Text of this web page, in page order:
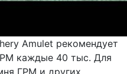
Amulet рекомендует
каждые 40 тыс. Для
ГРМ и других